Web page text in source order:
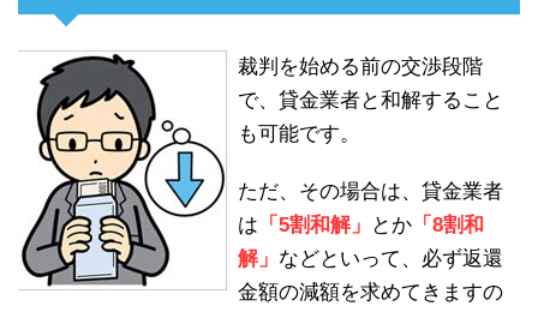
裁判を始める前の交渉段階
で、貸金業者と和解すること
も可能です。
ただ、その場合は、貸金業者
は 「5割和解」 とか 「8割和
解」 などといって、必ず返還
金額の減額を求めてきますの